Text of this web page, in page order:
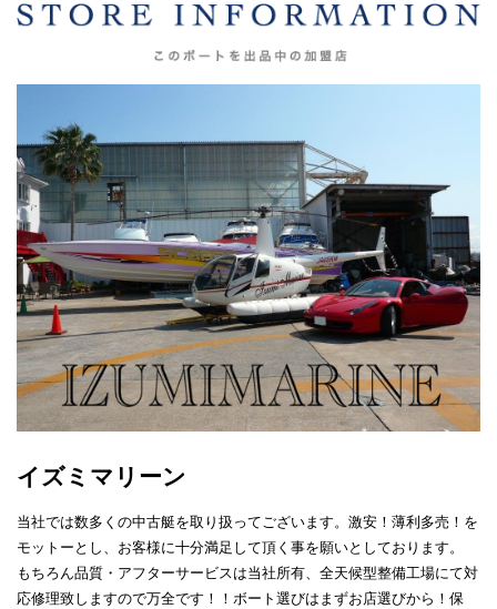
イズミマリーン
当社では数多くの中古艇を取り扱ってございます。激安！薄利多売！を
モットーとし、お客様に十分満足して頂く事を願いとしております。
もちろん品質・アフターサービスは当社所有、全天候型整備工場にて対
応修理致しますので万全です！！ボート選びはまずお店選びから！保